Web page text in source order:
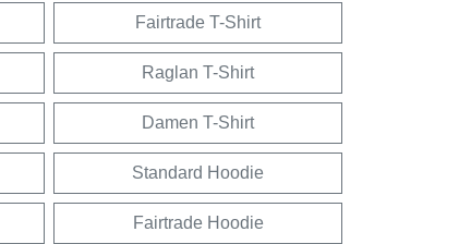
Fairtrade T-Shirt
Raglan T-Shirt
Damen T-Shirt
Standard Hoodie
Fairtrade Hoodie